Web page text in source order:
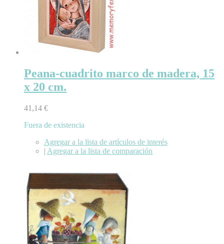
Peana-cuadrito marco de madera, 15
x 20 cm.
41,14 €
Fuera de existencia
Agregar a la lista de artículos de interés
| Agregar a la lista de comparación